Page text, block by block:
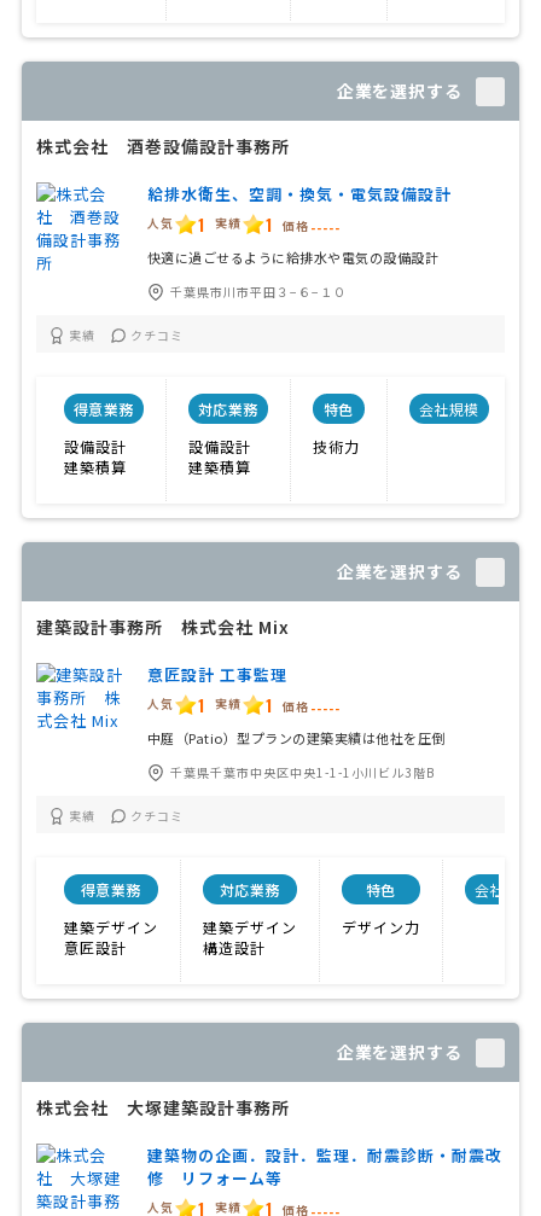
企業を選択する
株式会社 酒巻設備設計事務所
給排水衛生、空調・換気・電気設備設計
人気 1 実績 1 価格 -----
快適に過ごせるように給排水や電気の設備設計
千葉県市川市平田３−６−１０
実績 クチコミ
得意業務
設備設計
建築積算
対応業務
設備設計
建築積算
特色
技術力
会社規模
企業を選択する
建築設計事務所 株式会社 Mix
意匠設計 工事監理
人気 1 実績 1 価格 -----
中庭（Patio）型プランの建築実績は他社を圧倒
千葉県千葉市中央区中央1-1-1小川ビル3階B
実績 クチコミ
得意業務
建築デザイン
意匠設計
対応業務
建築デザイン
構造設計
特色
デザイン力
会社規模
企業を選択する
株式会社 大塚建築設計事務所
建築物の企画．設計．監理．耐震診断・耐震改
修 リフォーム等
人気 1 実績 1 価格 -----